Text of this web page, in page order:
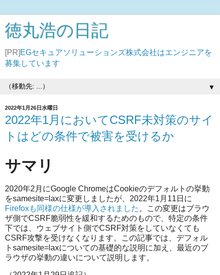
徳丸浩の日記
[PR] EGセキュアソリューションズ株式会社はエンジニアを
募集しています
▼
2022年1月26日水曜日
2022年1月においてCSRF未対策のサイ
トはどの条件で被害を受けるか
サマリ
2020年2月にGoogle ChromeはCookieのデフォルトの挙動
をsamesite=laxに変更しましたが、2022年1月11日に
Firefoxも同様の仕様が導入されました 。この変更はブラウ
ザ側でCSRF脆弱性を緩和するためのもので、特定の条件
下では、ウェブサイト側でCSRF対策をしていなくても
CSRF攻撃を受けなくなります。この記事では、デフォル
トsamesite=laxについての基礎的な説明に加え、最近のブ
ラウザの挙動の違いについて説明します。